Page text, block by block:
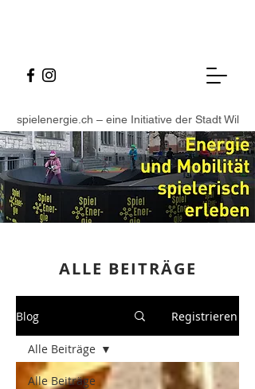
spielenergie.ch – eine Initiative der Stadt Wil
ALLE BEITRÄGE
Blog Registrieren
Alle Beiträge
Alle Beiträge